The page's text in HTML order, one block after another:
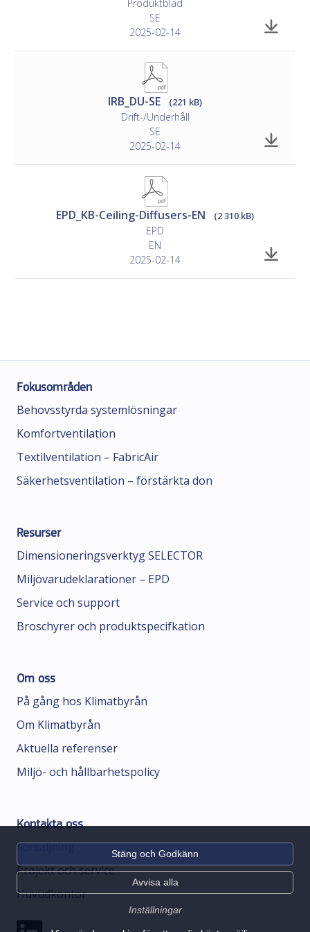
Stäng och Godkänn
Avvisa alla
Inställningar
Produktblad
SE
2025-02-14
IRB_DU-SE (221 kB)
Drift-/Underhåll
SE
2025-02-14
EPD_KB-Ceiling-Diffusers-EN (2 310 kB)
EPD
EN
2025-02-14
Fokusområden
Behovsstyrda systemlösningar
Komfortventilation
Textilventilation – FabricAir
Säkerhetsventilation – förstärkta don
Resurser
Dimensioneringsverktyg SELECTOR
Miljövarudeklarationer – EPD
Service och support
Broschyrer och produktspecifkation
Om oss
På gång hos Klimatbyrån
Om Klimatbyrån
Aktuella referenser
Miljö- och hållbarhetspolicy
Kontakta oss
Försäljning
Projekt och service
Huvudkontor